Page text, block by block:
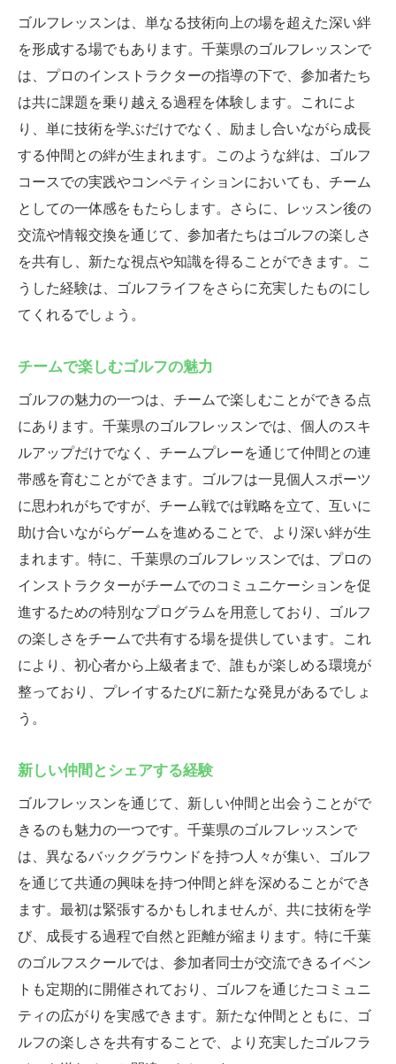
ゴルフレッスンは、単なる技術向上の場を超えた深い絆
を形成する場でもあります。千葉県のゴルフレッスンで
は、プロのインストラクターの指導の下で、参加者たち
は共に課題を乗り越える過程を体験します。これによ
り、単に技術を学ぶだけでなく、励まし合いながら成長
する仲間との絆が生まれます。このような絆は、ゴルフ
コースでの実践やコンペティションにおいても、チーム
としての一体感をもたらします。さらに、レッスン後の
交流や情報交換を通じて、参加者たちはゴルフの楽しさ
を共有し、新たな視点や知識を得ることができます。こ
うした経験は、ゴルフライフをさらに充実したものにし
てくれるでしょう。
チームで楽しむゴルフの魅力
ゴルフの魅力の一つは、チームで楽しむことができる点
にあります。千葉県のゴルフレッスンでは、個人のスキ
ルアップだけでなく、チームプレーを通じて仲間との連
帯感を育むことができます。ゴルフは一見個人スポーツ
に思われがちですが、チーム戦では戦略を立て、互いに
助け合いながらゲームを進めることで、より深い絆が生
まれます。特に、千葉県のゴルフレッスンでは、プロの
インストラクターがチームでのコミュニケーションを促
進するための特別なプログラムを用意しており、ゴルフ
の楽しさをチームで共有する場を提供しています。これ
により、初心者から上級者まで、誰もが楽しめる環境が
整っており、プレイするたびに新たな発見があるでしょ
う。
新しい仲間とシェアする経験
ゴルフレッスンを通じて、新しい仲間と出会うことがで
きるのも魅力の一つです。千葉県のゴルフレッスンで
は、異なるバックグラウンドを持つ人々が集い、ゴルフ
を通じて共通の興味を持つ仲間と絆を深めることができ
ます。最初は緊張するかもしれませんが、共に技術を学
び、成長する過程で自然と距離が縮まります。特に千葉
のゴルフスクールでは、参加者同士が交流できるイベン
トも定期的に開催されており、ゴルフを通じたコミュニ
ティの広がりを実感できます。新たな仲間とともに、ゴ
ルフの楽しさを共有することで、より充実したゴルフラ